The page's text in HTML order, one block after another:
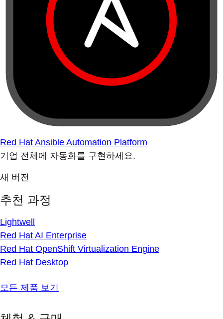
Red Hat Ansible Automation Platform
기업 전체에 자동화를 구현하세요.
새 버전
추천 과정
Lightwell
Red Hat AI Enterprise
Red Hat OpenShift Virtualization Engine
Red Hat Desktop
모든 제품 보기